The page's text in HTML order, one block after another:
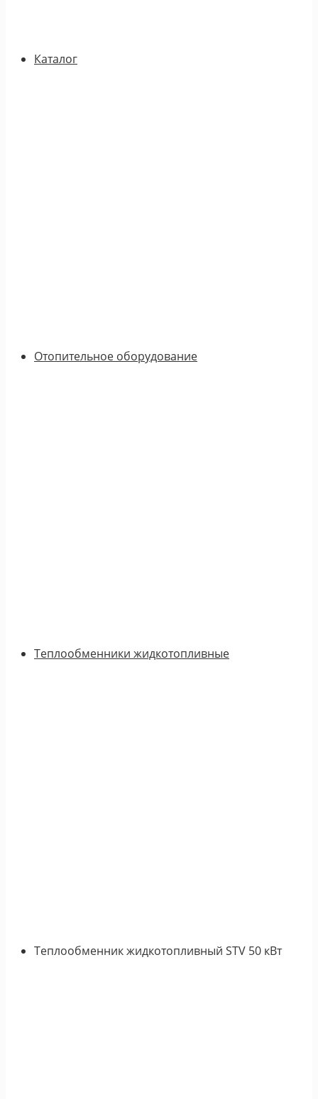
Каталог
Отопительное оборудование
Теплообменники жидкотопливные
Теплообменник жидкотопливный STV 50 кВт